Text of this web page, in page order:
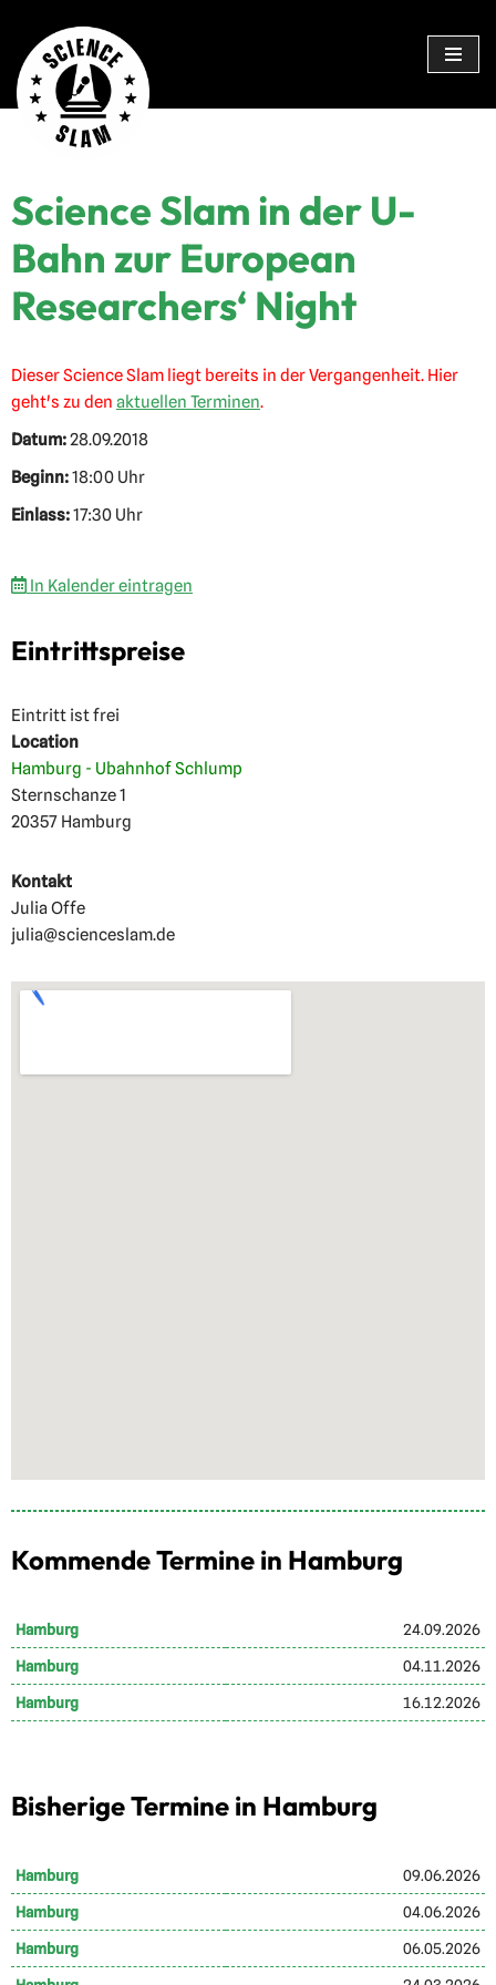
Zum
Inhalt
springen
Science Slam in der U-
Bahn zur European
Researchers‘ Night
Dieser Science Slam liegt bereits in der Vergangenheit. Hier
geht's zu den aktuellen Terminen.
Datum:28.09.2018
Beginn:18:00 Uhr
Einlass:17:30 Uhr
In Kalender eintragen
Eintrittspreise
Eintritt ist frei
Location
Hamburg - Ubahnhof Schlump
Sternschanze 1
20357 Hamburg
Kontakt
Julia Offe
julia@scienceslam.de
Kommende Termine in Hamburg
Hamburg 24.09.2026
Hamburg 04.11.2026
Hamburg 16.12.2026
Bisherige Termine in Hamburg
Hamburg 09.06.2026
Hamburg 04.06.2026
Hamburg 06.05.2026